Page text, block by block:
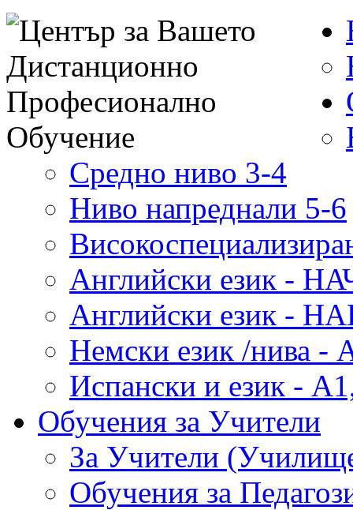
Средно ниво 3-4
Ниво напреднали 5-6
Английски език -
Английски език -
Немски език /нива -
Испански и език -
Обучения за Учители
За Учители
Обучения за